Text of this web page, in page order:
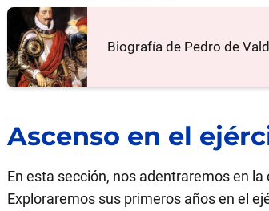
Biografía de Pedro de
Ascenso en el
En esta sección, nos adentraremos en
Exploraremos sus primeros años en el